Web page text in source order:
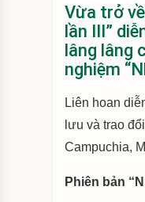
Vừa trở
lần III”
lâng lâng
nghiệm
Liên hoan
lưu và trao
Campuchia,
Phiên bản